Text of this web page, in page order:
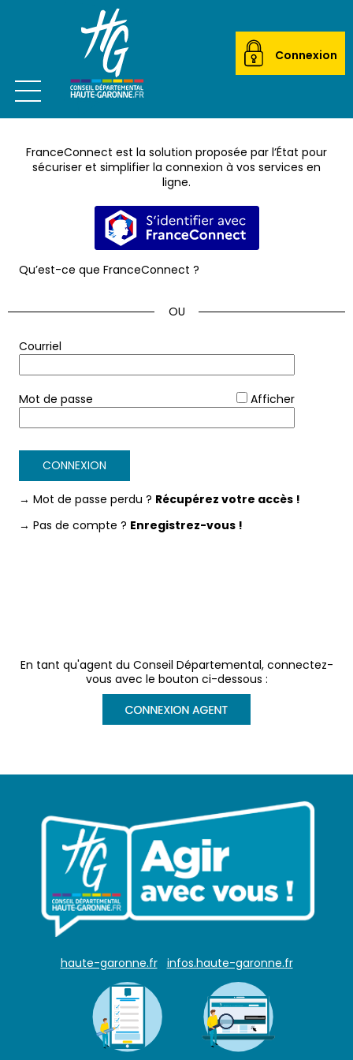
Connexion
Ouvrir le menu
ACTEUR LOCAL
ETABLISSEMENTS SCOLAIRES
TRANSPORTEURS
En tant qu'agent du Conseil Départemental, connectez-
vous avec le bouton ci-dessous :
FranceConnect est la solution proposée par l’État pour
sécuriser et simplifier la connexion à vos services en
ligne.
S’identifier avec FranceConnect
Qu’est-ce que FranceConnect ?
Courriel
Mot de passe Afficher
CONNEXION
→ Mot de passe perdu ? Récupérez votre accès !
→ Pas de compte ? Enregistrez-vous !
haute-garonne.fr infos.haute-garonne.fr